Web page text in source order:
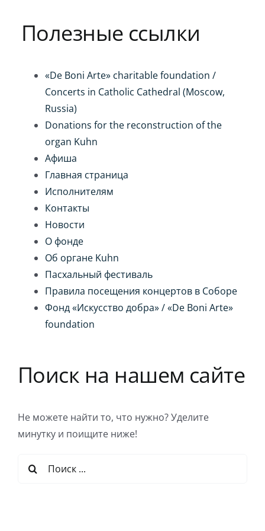
Полезные ссылки
«De Boni Arte» charitable foundation /
Concerts in Catholic Cathedral (Moscow,
Russia)
Donations for the reconstruction of the
organ Kuhn
Афиша
Главная страница
Исполнителям
Контакты
Новости
О фонде
Об органе Kuhn
Пасхальный фестиваль
Правила посещения концертов в Соборе
Фонд «Искусство добра» / «De Boni Arte»
foundation
Поиск на нашем сайте
Не можете найти то, что нужно? Уделите
минутку и поищите ниже!
Результат
поиска: